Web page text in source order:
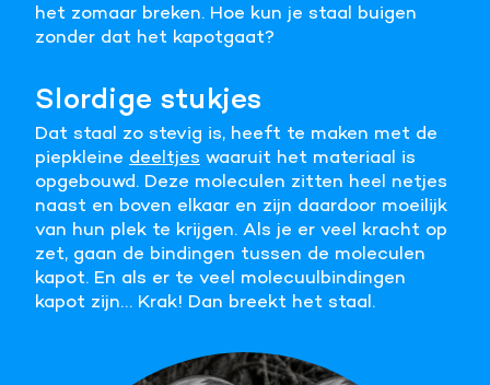
het zomaar breken. Hoe kun je staal buigen
zonder dat het kapotgaat?
Slordige stukjes
Dat staal zo stevig is, heeft te maken met de
piepkleine deeltjes waaruit het materiaal is
opgebouwd. Deze moleculen zitten heel netjes
naast en boven elkaar en zijn daardoor moeilijk
van hun plek te krijgen. Als je er veel kracht op
zet, gaan de bindingen tussen de moleculen
kapot. En als er te veel molecuulbindingen
kapot zijn… Krak! Dan breekt het staal.
Deze website maakt gebruik van cookies. Pas hier
je voorkeuren aan.
Meer informatie
Alle cookies accepteren
Voorkeuren opslaan